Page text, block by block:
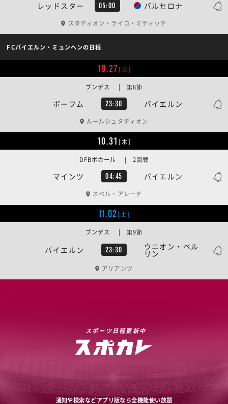
レッドスター 05:00 バルセロナ
スタディオン・ライコ・ミティッチ
FCバイエルン・ミュンヘンの日程
10.27[日]
ボーフム 23:30 バイエルン
ブンデス | 第8節
ルールシュタディオン
10.31 [木]
マインツ 04:45 バイエルン
DFBポカール | 2回戦
オペル・アレーナ
11.02[土]
バイエルン 23:30 ウニオン・ベル
リン
ブンデス | 第9節
アリアンツ
スポーツ日程更新中
通知や検索などアプリ版なら全機能使い放題